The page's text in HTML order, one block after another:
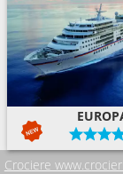
Crociere